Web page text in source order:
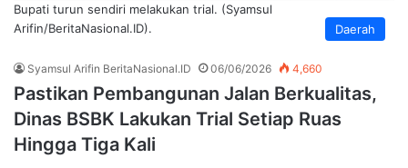
Daerah
Bupati turun sendiri melakukan trial. (Syamsul
Arifin/BeritaNasional.ID).
Syamsul Arifin BeritaNasional.ID 06/06/2026 4,660
Pastikan Pembangunan Jalan Berkualitas,
Dinas BSBK Lakukan Trial Setiap Ruas
Hingga Tiga Kali